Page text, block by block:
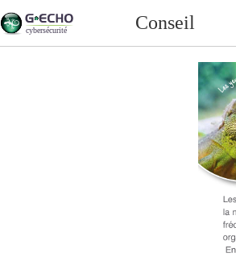
Conseil